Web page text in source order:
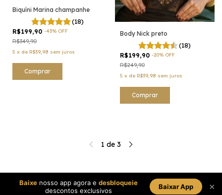
Biquíni Marina champanhe
(18)
R$199,90 -43% OFF
R$349,90
5 x de R$39,98 sem juros
Comprar
Body Nick preto
(18)
R$199,90 -20% OFF
R$249,90
5 x de R$39,98 sem juros
Comprar
1 de 3
Baixenosso app agora e desbloqueie
descontos exclusivos
Baixar App ×